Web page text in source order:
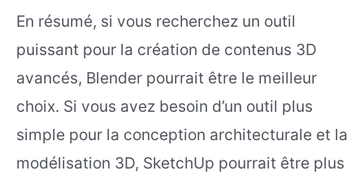
En résumé, si vous recherchez un outil
puissant pour la création de contenus 3D
avancés, Blender pourrait être le meilleur
choix. Si vous avez besoin d’un outil plus
simple pour la conception architecturale et la
modélisation 3D, SketchUp pourrait être plus